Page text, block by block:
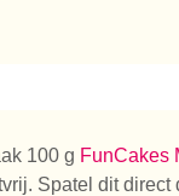
ben
100 g FunCakes
Spatel dit